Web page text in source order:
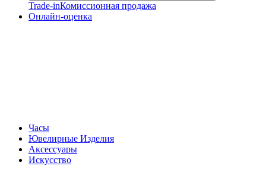
Trade-inКомиссионная продажа
Онлайн-оценка
Часы
Ювелирные Изделия
Аксессуары
Искусство